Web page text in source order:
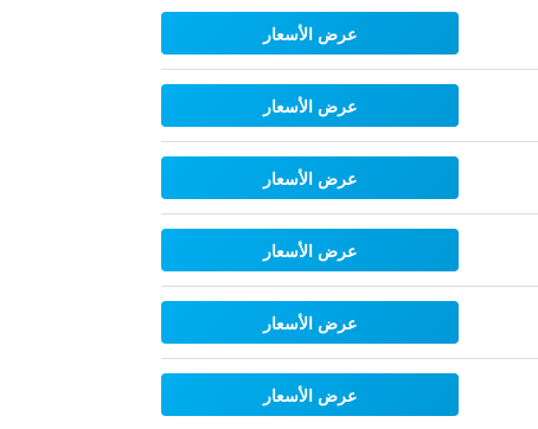
عرض الأسعار
عرض الأسعار
عرض الأسعار
عرض الأسعار
عرض الأسعار
عرض الأسعار